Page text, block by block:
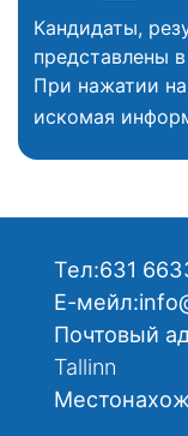
Кандидаты,
представлены
При нажатии
искомая
Тел:631
Е-мейл:
Почтовый
Tallinn